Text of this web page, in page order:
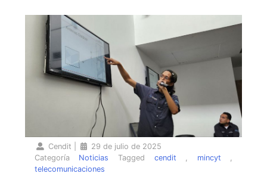
Cendit
29 de julio de 2025
Categoría Noticias Tagged cendit mincyt
telecomunicaciones